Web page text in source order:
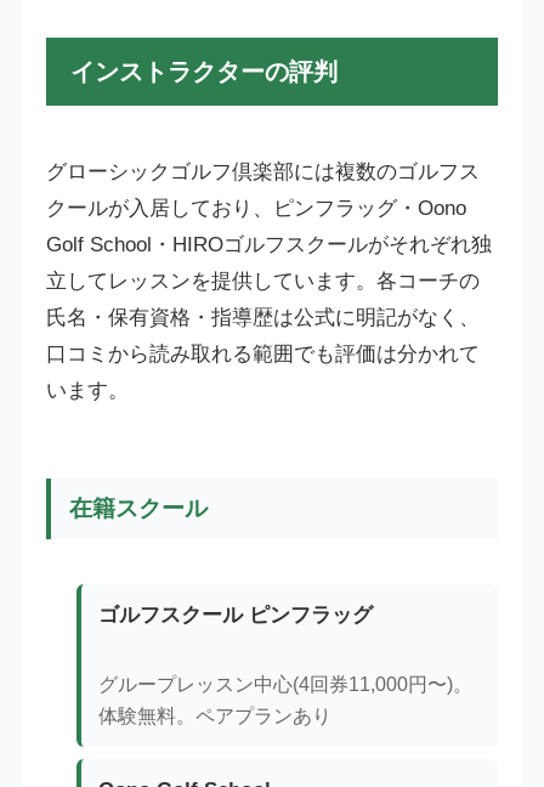
インストラクターの評判
グローシックゴルフ倶楽部には複数のゴルフス
クールが入居しており、ピンフラッグ・Oono
Golf School・HIROゴルフスクールがそれぞれ独
立してレッスンを提供しています。各コーチの
氏名・保有資格・指導歴は公式に明記がなく、
口コミから読み取れる範囲でも評価は分かれて
います。
在籍スクール
ゴルフスクール ピンフラッグ
グループレッスン中心(4回券11,000円〜)。
体験無料。ペアプランあり